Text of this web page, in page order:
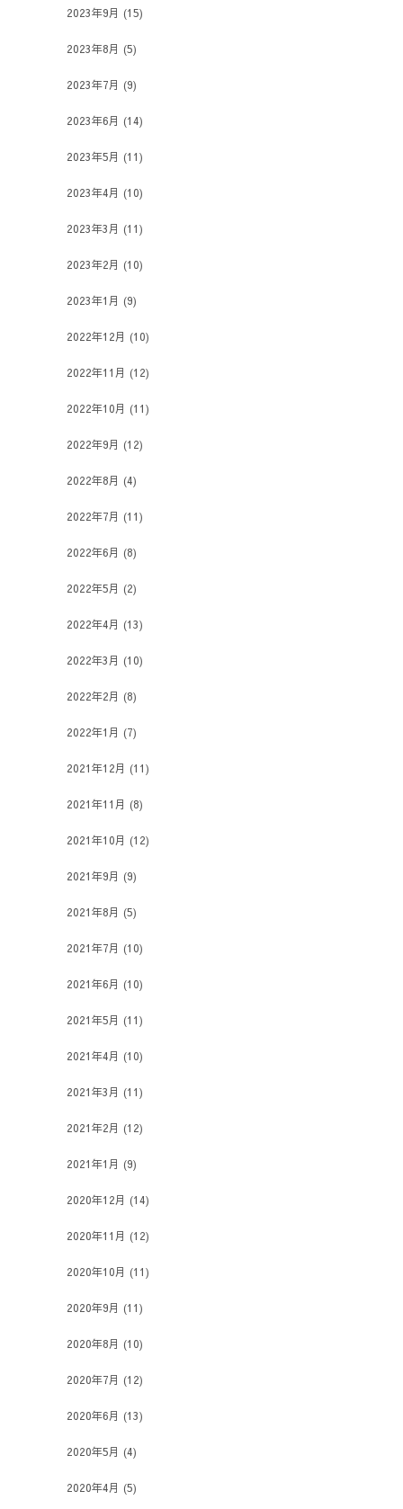
2023年9月 (15)
2023年8月 (5)
2023年7月 (9)
2023年6月 (14)
2023年5月 (11)
2023年4月 (10)
2023年3月 (11)
2023年2月 (10)
2023年1月 (9)
2022年12月 (10)
2022年11月 (12)
2022年10月 (11)
2022年9月 (12)
2022年8月 (4)
2022年7月 (11)
2022年6月 (8)
2022年5月 (2)
2022年4月 (13)
2022年3月 (10)
2022年2月 (8)
2022年1月 (7)
2021年12月 (11)
2021年11月 (8)
2021年10月 (12)
2021年9月 (9)
2021年8月 (5)
2021年7月 (10)
2021年6月 (10)
2021年5月 (11)
2021年4月 (10)
2021年3月 (11)
2021年2月 (12)
2021年1月 (9)
2020年12月 (14)
2020年11月 (12)
2020年10月 (11)
2020年9月 (11)
2020年8月 (10)
2020年7月 (12)
2020年6月 (13)
2020年5月 (4)
2020年4月 (5)